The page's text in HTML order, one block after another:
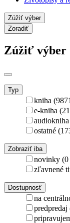
Zúžiť výber
Zoradiť
Zúžiť výber
Typ
kniha
e-kniha
ostatné
Zobraziť iba
novinky
zľavnené
Dostupnosť
na